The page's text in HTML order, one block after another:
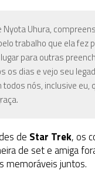
Uhura,
trabalho que ela
para outras
os dias e vejo seu
todos nós, inclusive
de Star Trek, os
de set e amiga
memoráveis juntos.